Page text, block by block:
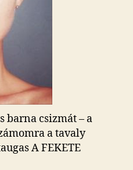
barna csizmát – a
a tavaly
A FEKETE